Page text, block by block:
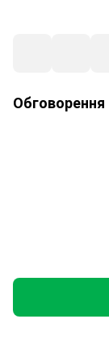
Обговорення